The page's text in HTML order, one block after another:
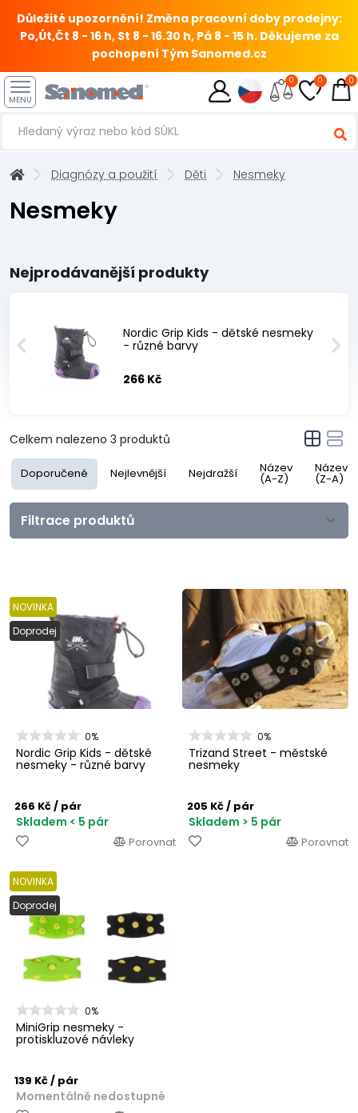
Důležité upozornění! Změna pracovní doby prodejny:
Po,Út,Čt 8 - 16 h, St 8 - 16.30 h, Pá 8 - 15 h. Děkujeme za
pochopení Tým Sanomed.cz
MENU
0 0 0
Diagnózy a použití Děti Nesmeky
Nesmeky
Nejprodávanější produkty
Nordic Grip Kids - dětské nesmeky
- různé barvy
266 Kč
Celkem nalezeno 3 produktů
Doporučené Nejlevnější Nejdražší Název
(A-Z)
Název
(Z-A)
Filtrace produktů
NOVINKA
Doprodej
0%
Nordic Grip Kids - dětské
nesmeky - různé barvy
266 Kč/ pár
Skladem < 5 pár
Porovnat
0%
Trizand Street - městské
nesmeky
205 Kč/ pár
Skladem > 5 pár
Porovnat
NOVINKA
Doprodej
0%
MiniGrip nesmeky -
protiskluzové návleky
139 Kč/ pár
Momentálně nedostupné